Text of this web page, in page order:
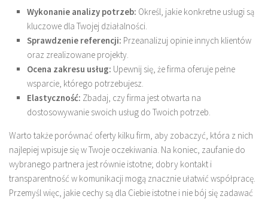
Wykonanie analizy potrzeb: Określ, jakie konkretne usługi są
kluczowe dla Twojej działalności.
Sprawdzenie referencji: Przeanalizuj opinie innych klientów
oraz zrealizowane projekty.
Ocena zakresu usług: Upewnij się, że firma oferuje pełne
wsparcie, którego potrzebujesz.
Elastyczność: Zbadaj, czy firma jest otwarta na
dostosowywanie swoich usług do Twoich potrzeb.
Warto także porównać oferty kilku firm, aby zobaczyć, która z nich
najlepiej wpisuje się w Twoje oczekiwania. Na koniec, zaufanie do
wybranego partnera jest równie istotne; dobry kontakt i
transparentność w komunikacji mogą znacznie ułatwić współpracę.
Przemyśl więc, jakie cechy są dla Ciebie istotne i nie bój się zadawać